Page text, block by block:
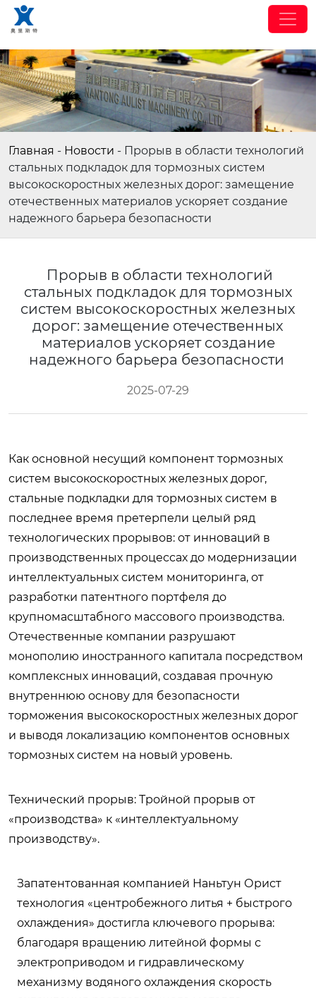
Главная - Новости - Прорыв в области технологий
стальных подкладок для тормозных систем
высокоскоростных железных дорог: замещение
отечественных материалов ускоряет создание
надежного барьера безопасности
Прорыв в области технологий
стальных подкладок для тормозных
систем высокоскоростных железных
дорог: замещение отечественных
материалов ускоряет создание
надежного барьера безопасности
2025-07-29
Как основной несущий компонент тормозных
систем высокоскоростных железных дорог,
стальные подкладки для тормозных систем в
последнее время претерпели целый ряд
технологических прорывов: от инноваций в
производственных процессах до модернизации
интеллектуальных систем мониторинга, от
разработки патентного портфеля до
крупномасштабного массового производства.
Отечественные компании разрушают
монополию иностранного капитала посредством
комплексных инноваций, создавая прочную
внутреннюю основу для безопасности
торможения высокоскоростных железных дорог
и выводя локализацию компонентов основных
тормозных систем на новый уровень.
Технический прорыв: Тройной прорыв от
«производства» к «интеллектуальному
производству».
Запатентованная компанией Наньтун Орист
технология «центробежного литья + быстрого
охлаждения» достигла ключевого прорыва:
благодаря вращению литейной формы с
электроприводом и гидравлическому
механизму водяного охлаждения скорость